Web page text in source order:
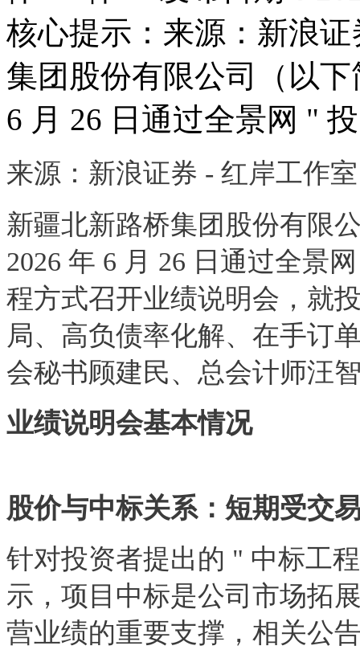
核心提示：来源：新浪
集团股份有限公司（以
6 月 26 日通过全景网 "
来源：新浪证券 - 红岸工作室
新疆北新路桥集团股份有限
2026 年 6 月 26 日通过全景
程方式召开业绩说明会，就
局、高负债率化解、在手订
会秘书顾建民、总会计师汪
业绩说明会基本情况
股价与中标关系：短期受交
针对投资者提出的 " 中标工
示，项目中标是公司市场拓
营业绩的重要支撑，相关公